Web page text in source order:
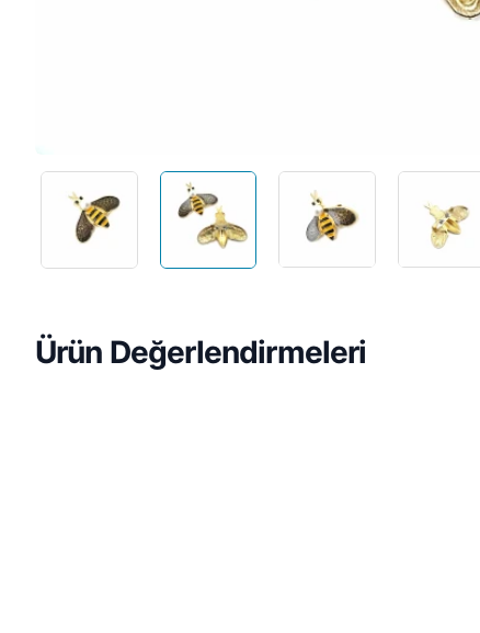
Ön Sipariş
Ürün Değerlendirmeleri